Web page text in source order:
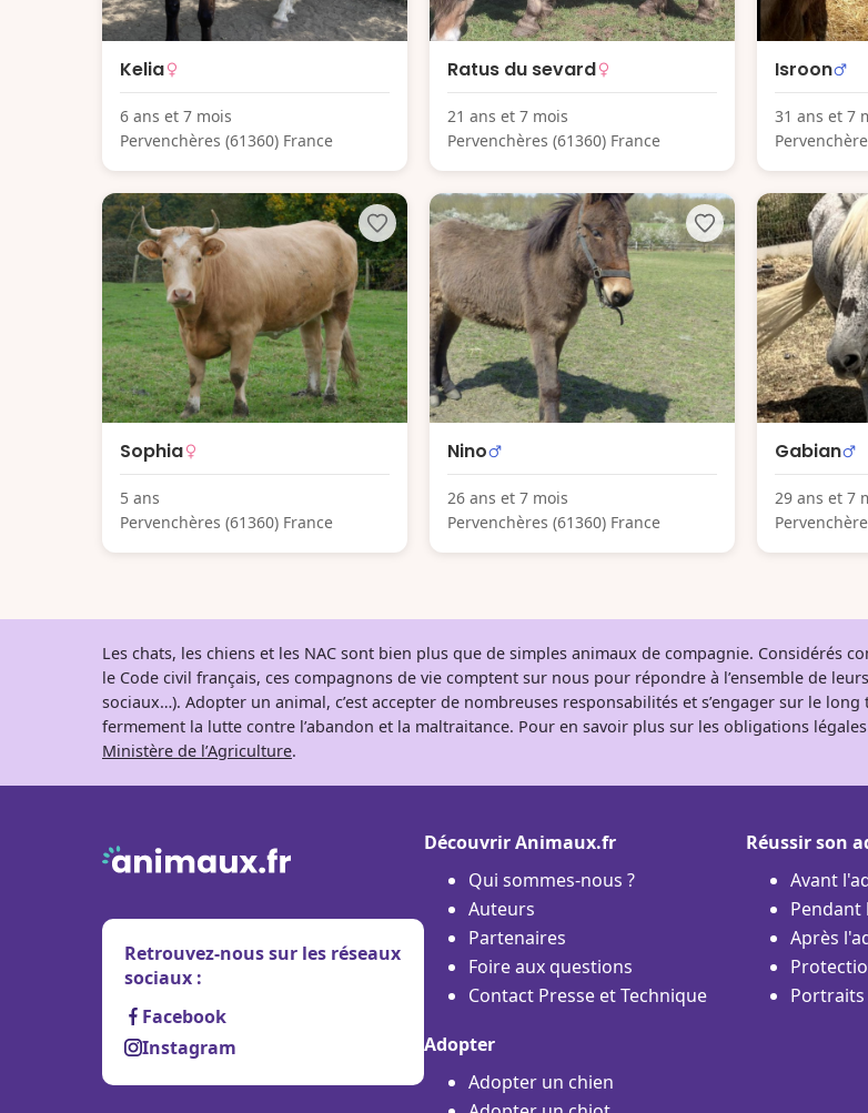
Kelia
6 ans et 7 mois
Pervenchères (61360) France
Ratus du sevard
21 ans et 7 mois
Pervenchères (61360) France
Isroon
31 ans et 7
Sophia
5 ans
Pervenchères (61360) France
Nino
26 ans et 7 mois
Pervenchères (61360) France
Gabian
29 ans et 7
Les chats, les chiens et les NAC sont bien plus que de simples animaux de compagnie. Considérés
le Code civil français, ces compagnons de vie comptent sur nous pour répondre à l’ensemble de
sociaux…). Adopter un animal, c’est accepter de nombreuses responsabilités et s’engager sur le
fermement la lutte contre l’abandon et la maltraitance. Pour en savoir plus sur les obligations
Ministère de l’Agriculture.
Retrouvez-nous sur les réseaux
sociaux :
Facebook
Instagram
Découvrir Animaux.fr
Qui sommes-nous ?
Auteurs
Partenaires
Foire aux questions
Contact Presse et Technique
Adopter
Adopter un chien
Réussir son
Avant
Après
Portraits